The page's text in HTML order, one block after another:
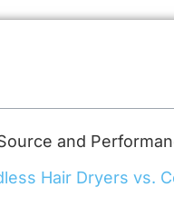
and
Hair Dryers vs.